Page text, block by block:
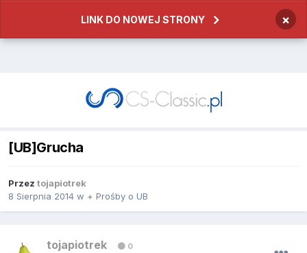
LINK DO NOWEJ STRONY ×
[UB]Grucha
Przez tojapiotrek
8 Sierpnia 2014 w + Prośby o UB
tojapiotrek 0